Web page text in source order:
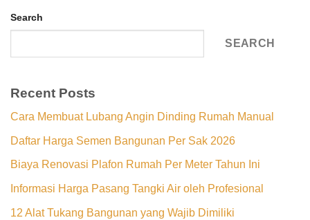
Search
SEARCH
Recent Posts
Cara Membuat Lubang Angin Dinding Rumah Manual
Daftar Harga Semen Bangunan Per Sak 2026
Biaya Renovasi Plafon Rumah Per Meter Tahun Ini
Informasi Harga Pasang Tangki Air oleh Profesional
12 Alat Tukang Bangunan yang Wajib Dimiliki